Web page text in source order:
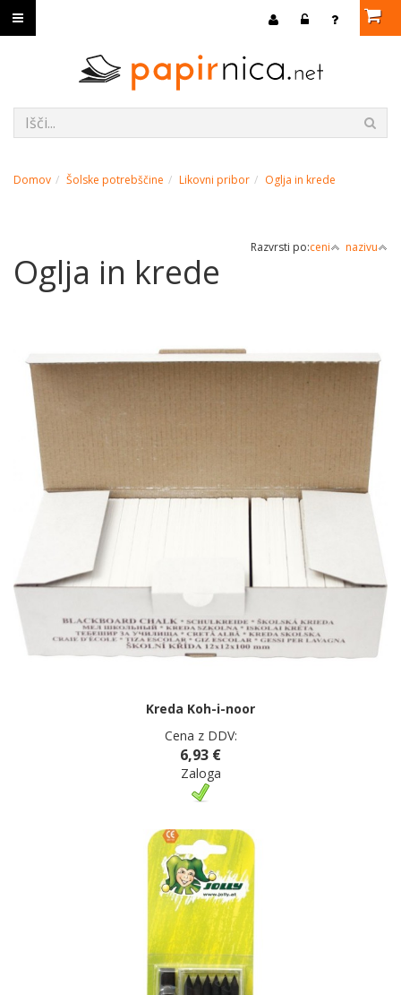
Domov Šolske potrebščine Likovni pribor Oglja in krede
Razvrsti po:ceni nazivu
Oglja in krede
Kreda Koh-i-noor
Cena z DDV:
6,93 €
Zaloga